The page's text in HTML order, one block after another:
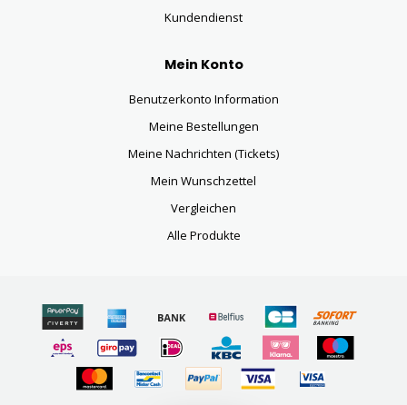
Kundendienst
Mein Konto
Benutzerkonto Information
Meine Bestellungen
Meine Nachrichten (Tickets)
Mein Wunschzettel
Vergleichen
Alle Produkte